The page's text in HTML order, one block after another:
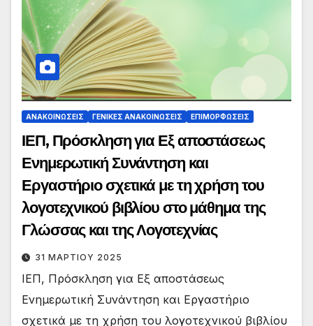
ΑΝΑΚΟΙΝΏΣΕΙΣ ΓΕΝΙΚΈΣ ΑΝΑΚΟΙΝΏΣΕΙΣ ΕΠΙΜΟΡΦΏΣΕΙΣ
ΙΕΠ, Πρόσκληση για Εξ αποστάσεως
Ενημερωτική Συνάντηση και
Εργαστήριο σχετικά με τη χρήση του
λογοτεχνικού βιβλίου στο μάθημα της
Γλώσσας και της Λογοτεχνίας
31 ΜΑΡΤΊΟΥ 2025
ΙΕΠ, Πρόσκληση για Εξ αποστάσεως
Ενημερωτική Συνάντηση και Εργαστήριο
σχετικά με τη χρήση του λογοτεχνικού βιβλίου